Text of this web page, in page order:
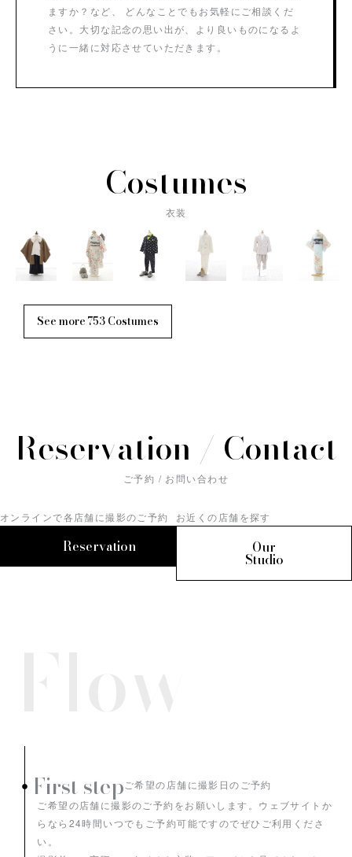
ますか？など、 どんなことでもお気軽にご相談くだ
さい。大切な記念の思い出が、より良いものになるよ
うに一緒に対応させていただきます。
Costumes
衣装
See more 753 Costumes
Reservation / Contact
ご予約 / お問い合わせ
オンラインで各店舗に撮影のご予約
Reservation
お近くの店舗を探す
Our
Studio
First step ご希望の店舗に撮影日のご予約
ご希望の店舗に撮影のご予約をお願いします。ウェブサイトか
らなら24時間いつでもご予約可能ですのでぜひご利用くださ
い。